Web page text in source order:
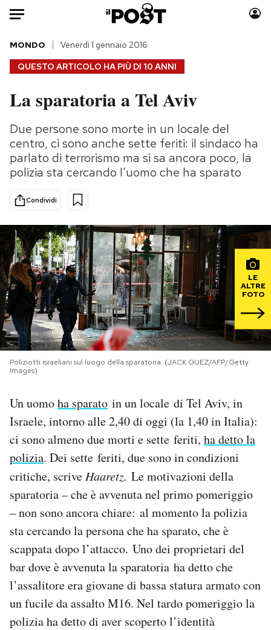
Auto
HOME
Italia
Politica
Tecnologia
Internet
Scienza
Cultura
Economia
Sport
Moda
Consumismi
Ok Boomer!
Altrecose
Mondiali calcio 2026
PODCAST
NEWSLETTER
I MIEI PREFERITI
SHOP
CALENDARIO
AREA PERSONALE
Area Personale
Newsletter
Notifiche mobile
Regala il Post
Hai bisogno di aiuto?
Esci
QUESTO ARTICOLO HA PIÙ DI 10 ANNI
MONDO Venerdì 1 gennaio 2016
La sparatoria a Tel Aviv
Due persone sono morte in un locale del
centro, ci sono anche sette feriti: il sindaco ha
parlato di terrorismo ma si sa ancora poco, la
polizia sta cercando l'uomo che ha sparato
Condividi
LE
ALTRE
FOTO
Poliziotti israeliani sul luogo della sparatoria. (JACK GUEZ/AFP/Getty
Images)
Un uomoha sparato in un locale di Tel Aviv, in
Israele, intorno alle 2,40 di oggi (la 1,40 in Italia):
ci sono almeno due morti e sette feriti, ha detto la
polizia. Dei sette feriti, due sono in condizioni
critiche, scrive Haaretz. Le motivazioni della
sparatoria – che è avvenuta nel primo pomeriggio
– non sono ancora chiare: al momento la polizia
sta cercando la persona che ha sparato, che è
scappata dopo l’attacco. Uno dei proprietari del
bar dove è avvenuta la sparatoria ha detto che
l’assalitore era giovane di bassa statura armato con
un fucile da assalto M16. Nel tardo pomeriggio la
polizia ha detto di aver scoperto l’identità